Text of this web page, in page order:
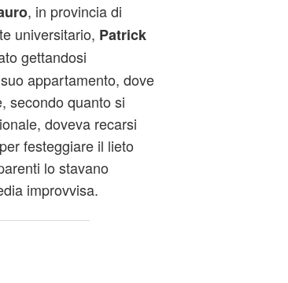
, in provincia di
universitario, Patrick
gettandosi
appartamento, dove
secondo quanto si
doveva recarsi
festeggiare il lieto
lo stavano
improvvisa.